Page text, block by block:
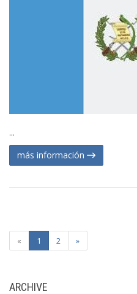
...
más información
« 1 2 »
ARCHIVE